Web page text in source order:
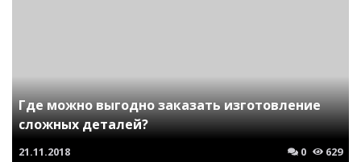
Где можно выгодно заказать изготовление
сложных деталей?
21.11.2018 0 629